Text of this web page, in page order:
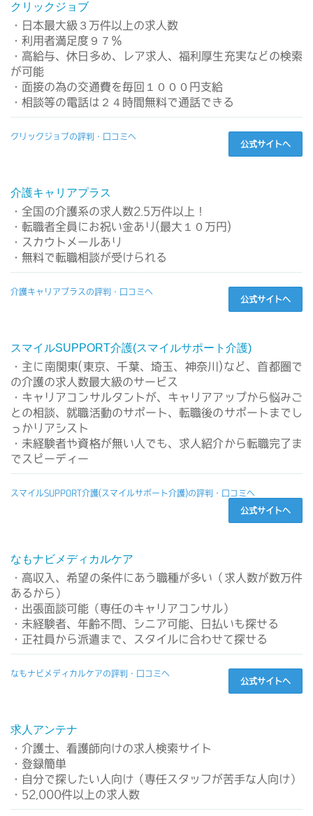
クリックジョブ
・日本最大級３万件以上の求人数
・利用者満足度９７％
・高給与、休日多め、レア求人、福利厚生充実などの検索
が可能
・面接の為の交通費を毎回１０００円支給
・相談等の電話は２４時間無料で通話できる
クリックジョブの評判・口コミへ
公式サイトへ
介護キャリアプラス
・全国の介護系の求人数2.5万件以上！
・転職者全員にお祝い金あり(最大１０万円)
・スカウトメールあり
・無料で転職相談が受けられる
介護キャリアプラスの評判・口コミへ
公式サイトへ
スマイルSUPPORT介護(スマイルサポート介護)
・主に南関東(東京、千葉、埼玉、神奈川)など、首都圏で
の介護の求人数最大級のサービス
・キャリアコンサルタントが、キャリアアップから悩みご
との相談、就職活動のサポート、転職後のサポートまでし
っかりアシスト
・未経験者や資格が無い人でも、求人紹介から転職完了ま
でスピーディー
スマイルSUPPORT介護(スマイルサポート介護)の評判・口コミへ
公式サイトへ
なもナビメディカルケア
・高収入、希望の条件にあう職種が多い（求人数が数万件
あるから）
・出張面談可能（専任のキャリアコンサル）
・未経験者、年齢不問、シニア可能、日払いも探せる
・正社員から派遣まで、スタイルに合わせて探せる
なもナビメディカルケアの評判・口コミへ
公式サイトへ
求人アンテナ
・介護士、看護師向けの求人検索サイト
・登録簡単
・自分で探したい人向け（専任スタッフが苦手な人向け）
・52,000件以上の求人数